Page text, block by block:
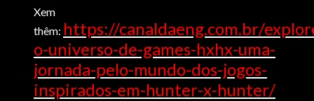
Xem
thêm: https://canaldaeng.com.br/
o-universo-de-games-hxhx-uma-
jornada-pelo-mundo-dos-jogos-
inspirados-em-hunter-x-hunter/